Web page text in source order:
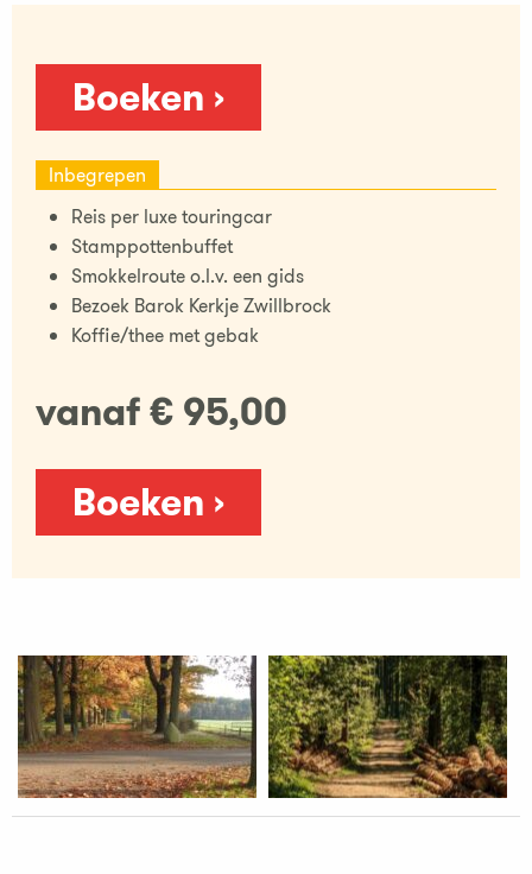
Boeken ›
Inbegrepen
Reis per luxe touringcar
Stamppottenbuffet
Smokkelroute o.l.v. een gids
Bezoek Barok Kerkje Zwillbrock
Koffie/thee met gebak
vanaf € 95,00
Boeken ›